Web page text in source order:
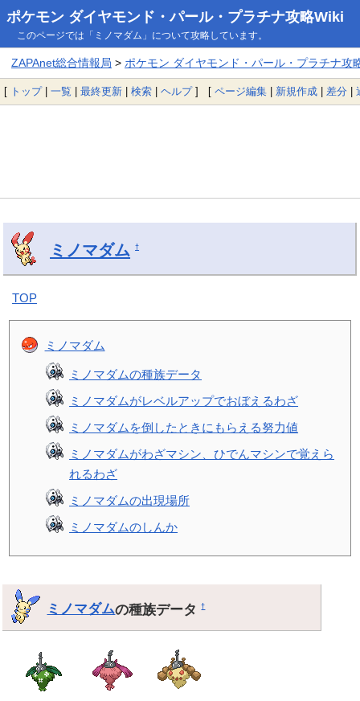
ポケモン ダイヤモンド・パール・プラチナ攻略Wiki
このページでは「ミノマダム」について攻略しています。
ZAPAnet総合情報局 > ポケモン ダイヤモンド・パール・プラチナ攻
[ トップ| 一覧 | 最終更新 | 検索 | ヘルプ] [ ページ編集 | 新規作成 | 差分 |
ミノマダム †
TOP
ミノマダム
ミノマダムの種族データ
ミノマダムがレベルアップでおぼえるわざ
ミノマダムを倒したときにもらえる努力値
ミノマダムがわざマシン、ひでんマシンで覚えら
れるわざ
ミノマダムの出現場所
ミノマダムのしんか
ミノマダムの種族データ†